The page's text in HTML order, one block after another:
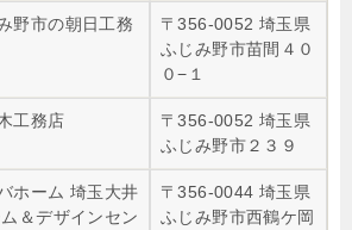
野市の朝日工務
〒356-0052 埼玉県
ふじみ野市苗間４０
０−１
工務店
〒356-0052 埼玉県
ふじみ野市２３９
ホーム 埼玉大井
＆デザインセン
〒356-0044 埼玉県
ふじみ野市西鶴ケ岡